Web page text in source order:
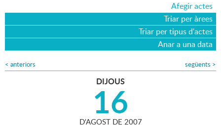
Afegir actes
Triar per àrees
Triar per tipus d'actes
Anar a una data
< anteriors següents >
DIJOUS
16
D'AGOST DE 2007